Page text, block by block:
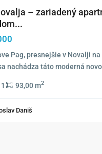
– zariadený
Pag, presnejšie v Novalji
nachádza táto moderná
1 93,00 m2
Daniš